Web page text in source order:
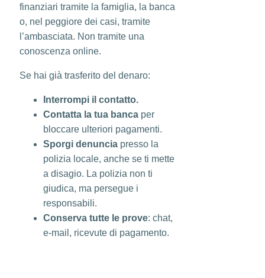
finanziari tramite la famiglia, la banca
o, nel peggiore dei casi, tramite
l’ambasciata. Non tramite una
conoscenza online.
Se hai già trasferito del denaro:
Interrompi il contatto.
Contatta la tua bancaper
bloccare ulteriori pagamenti.
Sporgi denunciapresso la
polizia locale, anche se ti mette
a disagio. La polizia non ti
giudica, ma persegue i
responsabili.
Conserva tutte le prove: chat,
e-mail, ricevute di pagamento.